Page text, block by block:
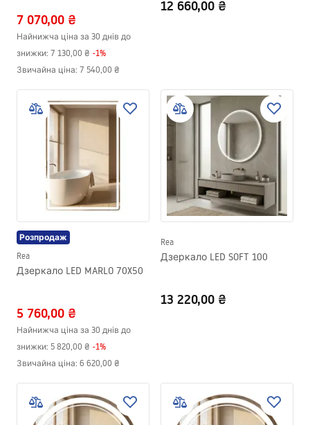
7 070,00 ₴
Найнижча ціна за 30 днів до
знижки: 7 130,00 ₴ -1%
Звичайна ціна: 7 540,00 ₴
12 660,00 ₴
Розпродаж
Rea
Дзеркало LED MARLO 70X50
5 760,00 ₴
Найнижча ціна за 30 днів до
знижки: 5 820,00 ₴ -1%
Звичайна ціна: 6 620,00 ₴
Rea
Дзеркало LED SOFT 100
13 220,00 ₴